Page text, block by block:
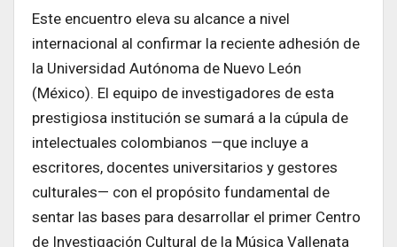
Este encuentro eleva su alcance a nivel
internacional al confirmar la reciente adhesión de
la Universidad Autónoma de Nuevo León
(México). El equipo de investigadores de esta
prestigiosa institución se sumará a la cúpula de
intelectuales colombianos —que incluye a
escritores, docentes universitarios y gestores
culturales— con el propósito fundamental de
sentar las bases para desarrollar el primer Centro
de Investigación Cultural de la Música Vallenata